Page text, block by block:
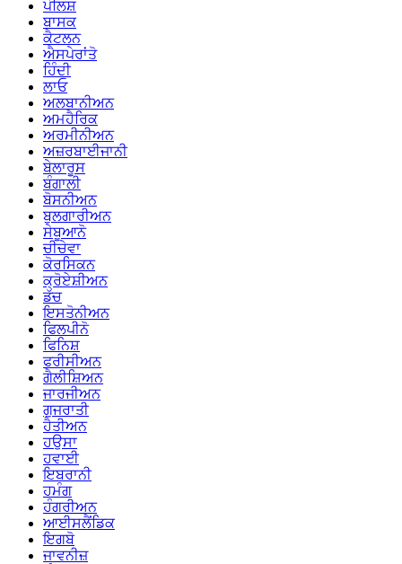
ਪੋਲਿਸ਼
ਬਾਸਕ
ਕੈਟਲਨ
ਐਸਪੇਰਾਂਤੋ
ਹਿੰਦੀ
ਲਾਓ
ਅਲਬਾਨੀਅਨ
ਅਮਹੈਰਿਕ
ਅਰਮੀਨੀਅਨ
ਅਜ਼ਰਬਾਈਜਾਨੀ
ਬੇਲਾਰੂਸ
ਬੰਗਾਲੀ
ਬੋਸਨੀਅਨ
ਬੁਲਗਾਰੀਅਨ
ਸੇਬੂਆਨੋ
ਚੀਚੇਵਾ
ਕੋਰਸਿਕਨ
ਕ੍ਰੋਏਸ਼ੀਅਨ
ਡੱਚ
ਇਸਤੋਨੀਅਨ
ਫਿਲਪੀਨੋ
ਫਿਨਿਸ਼
ਫਰੀਸੀਅਨ
ਗੈਲੀਸ਼ਿਅਨ
ਜਾਰਜੀਅਨ
ਗੁਜਰਾਤੀ
ਹੈਤੀਅਨ
ਹਉਸਾ
ਹਵਾਈ
ਇਬਰਾਨੀ
ਹਮੰਗ
ਹੰਗਰੀਅਨ
ਆਈਸਲੈਂਡਿਕ
ਇਗਬੋ
ਜਾਵਨੀਜ਼